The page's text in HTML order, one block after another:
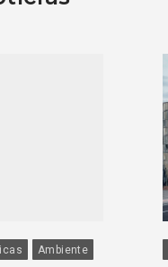
Ambiente